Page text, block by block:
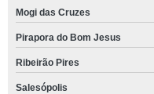
Mogi das Cruzes
Pirapora do Bom Jesus
Ribeirão Pires
Salesópolis